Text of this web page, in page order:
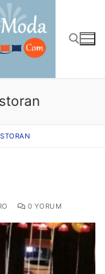
0 YORUM